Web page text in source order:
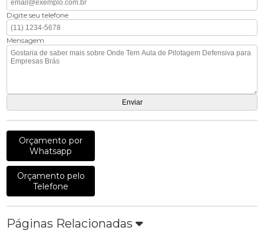
Digite seu telefone
Mensagem
Orçamento por
Whatsapp
Orçamento pelo
Telefone
Páginas Relacionadas